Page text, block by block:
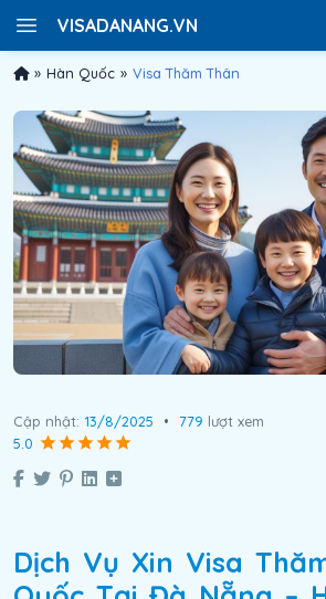
VISADANANG.VN
» Hàn Quốc » Visa Thăm Thân
Cập nhật: 13/8/2025 • 779 lượt xem
5.0
Dịch Vụ Xin Visa